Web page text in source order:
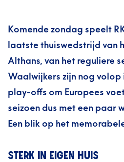
Komende zondag speelt
laatste thuiswedstrijd van
Althans, van het reguliere
Waalwijkers zijn nog volop
play-offs om Europees
seizoen dus met een paar
Een blik op het
STERK IN EIGEN HUIS